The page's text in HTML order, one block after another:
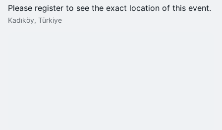
Please register to see the exact location of this event.
Kadıköy, Türkiye